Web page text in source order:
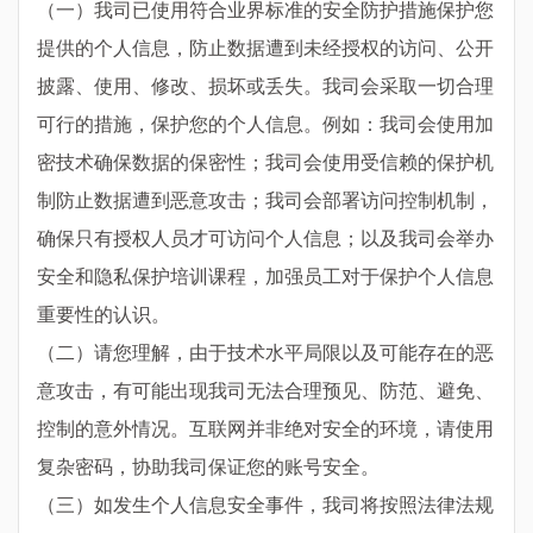
（一）我司已使用符合业界标准的安全防护措施保护您
提供的个人信息，防止数据遭到未经授权的访问、公开
披露、使用、修改、损坏或丢失。我司会采取一切合理
可行的措施，保护您的个人信息。例如：我司会使用加
密技术确保数据的保密性；我司会使用受信赖的保护机
制防止数据遭到恶意攻击；我司会部署访问控制机制，
确保只有授权人员才可访问个人信息；以及我司会举办
安全和隐私保护培训课程，加强员工对于保护个人信息
重要性的认识。
（二）请您理解，由于技术水平局限以及可能存在的恶
意攻击，有可能出现我司无法合理预见、防范、避免、
控制的意外情况。互联网并非绝对安全的环境，请使用
复杂密码，协助我司保证您的账号安全。
（三）如发生个人信息安全事件，我司将按照法律法规